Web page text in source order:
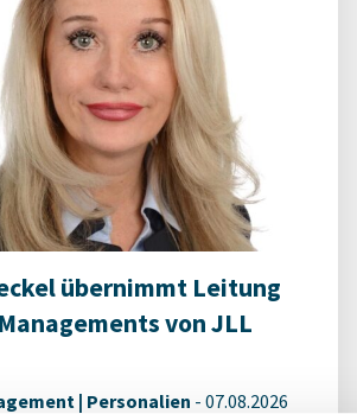
übernimmt Leitung
von JLL
| Personalien - 07.08.2026